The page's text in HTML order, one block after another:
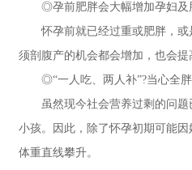
◎孕前肥胖会大幅增加孕妇及
怀孕前就已经过重或肥胖，或
须剖腹产的机会都会增加，也会
◎“一人吃、两人补”?当心全胖
虽然现今社会营养过剩的问题
小孩。因此，除了怀孕初期可能
体重直线攀升。